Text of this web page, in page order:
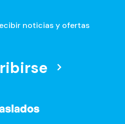
noticias y ofertas